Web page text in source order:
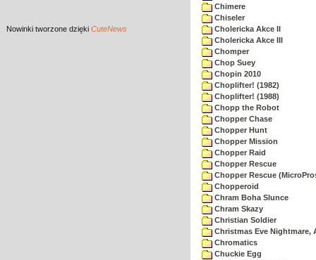
Nowinki tworzone dzięki CuteNews
Chimere
Chiseler
Cholericka Akce II
Cholericka Akce III
Chomper
Chop Suey
Chopin 2010
Choplifter! (1982)
Choplifter! (1988)
Chopp the Robot
Chopper Chase
Chopper Hunt
Chopper Mission
Chopper Raid
Chopper Rescue
Chopper Rescue
Chopperoid
Chram Boha Slunce
Chram Skazy
Christian Soldier
Christmas Eve Nightmare,
Chromatics
Chuckie Egg